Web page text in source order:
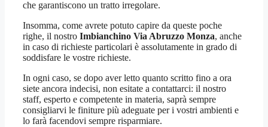
che garantiscono un tratto irregolare.
Insomma, come avrete potuto capire da queste poche
righe, il nostro Imbianchino Via Abruzzo Monza, anche
in caso di richieste particolari è assolutamente in grado di
soddisfare le vostre richieste.
In ogni caso, se dopo aver letto quanto scritto fino a ora
siete ancora indecisi, non esitate a contattarci: il nostro
staff, esperto e competente in materia, saprà sempre
consigliarvi le finiture più adeguate per i vostri ambienti e
lo farà facendovi sempre risparmiare.